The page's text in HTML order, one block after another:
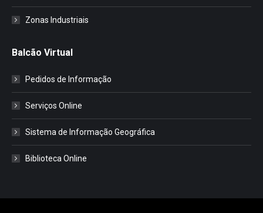
Zonas Industriais
Balcão Virtual
Pedidos de Informação
Serviços Online
Sistema de Informação Geográfica
Biblioteca Online